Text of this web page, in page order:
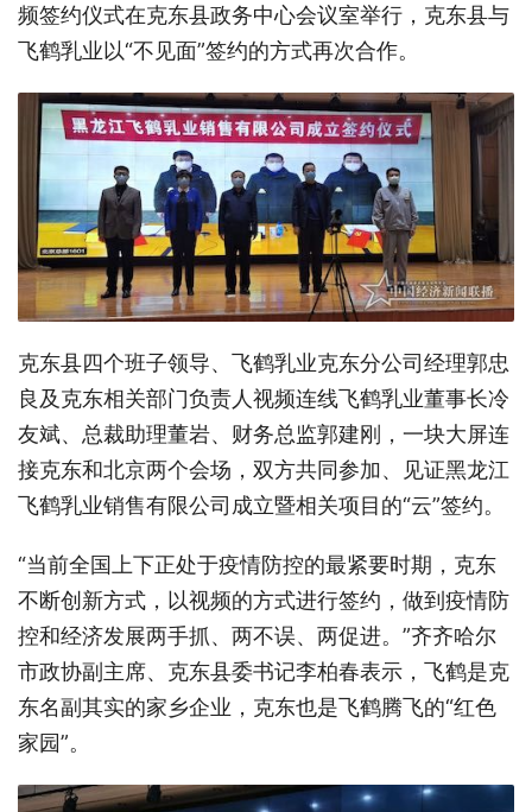
频签约仪式在克东县政务中心会议室举行，克东县与
飞鹤乳业以“不见面”签约的方式再次合作。
克东县四个班子领导、飞鹤乳业克东分公司经理郭忠
良及克东相关部门负责人视频连线飞鹤乳业董事长冷
友斌、总裁助理董岩、财务总监郭建刚，一块大屏连
接克东和北京两个会场，双方共同参加、见证黑龙江
飞鹤乳业销售有限公司成立暨相关项目的“云”签约。
“当前全国上下正处于疫情防控的最紧要时期，克东
不断创新方式，以视频的方式进行签约，做到疫情防
控和经济发展两手抓、两不误、两促进。”齐齐哈尔
市政协副主席、克东县委书记李柏春表示，飞鹤是克
东名副其实的家乡企业，克东也是飞鹤腾飞的“红色
家园”。